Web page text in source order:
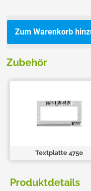
Zum Warenkorb
Zubehör
Textplatte 4750
Produktdetails